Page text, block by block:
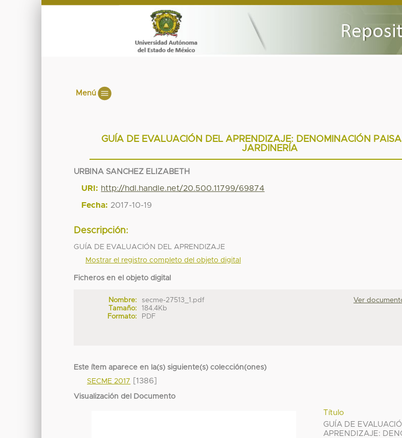
Menú
GUÍA DE EVALUACIÓN DEL APRENDIZAJE: DENOMINACIÓN
JARDINERÍA
URBINA SANCHEZ ELIZABETH
URI: http://hdl.handle.net/20.500.11799/69874
Fecha: 2017-10-19
Descripción:
GUÍA DE EVALUACIÓN DEL APRENDIZAJE
Mostrar el registro completo del objeto digital
Ficheros en el objeto digital
Nombre:
secme-27513_1.pdf
Tamaño:
184.4Kb
Formato:
PDF
Ver
Este ítem aparece en la(s) siguiente(s) colección(ones)
SECME 2017
[1386]
Visualización del Documento
Título
GUÍA DE
APRENDIZAJE: